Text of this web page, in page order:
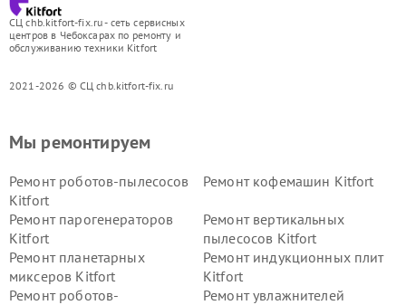
СЦ chb.kitfort-fix.ru - сеть сервисных
центров в Чебоксарах по ремонту и
обслуживанию техники Kitfort
2021-2026 © СЦ chb.kitfort-fix.ru
Мы ремонтируем
Ремонт роботов-пылесосов
Kitfort
Ремонт кофемашин Kitfort
Ремонт парогенераторов
Kitfort
Ремонт вертикальных
пылесосов Kitfort
Ремонт планетарных
миксеров Kitfort
Ремонт индукционных плит
Kitfort
Ремонт роботов-
Ремонт увлажнителей